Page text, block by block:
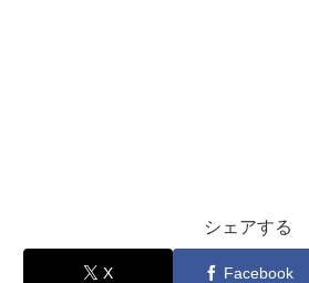
シェアする
X Facebook